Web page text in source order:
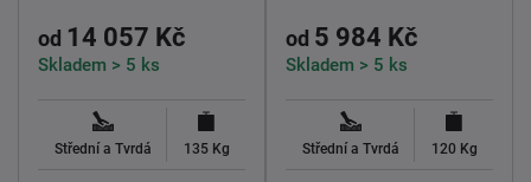
od 14 057 Kč
Skladem > 5 ks
Střední a Tvrdá 135 Kg
od 5 984 Kč
Skladem > 5 ks
Střední a Tvrdá 120 Kg